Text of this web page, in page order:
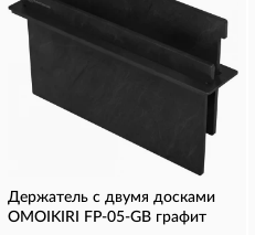
Держатель с двумя досками
OMOIKIRI FP-05-GB графит